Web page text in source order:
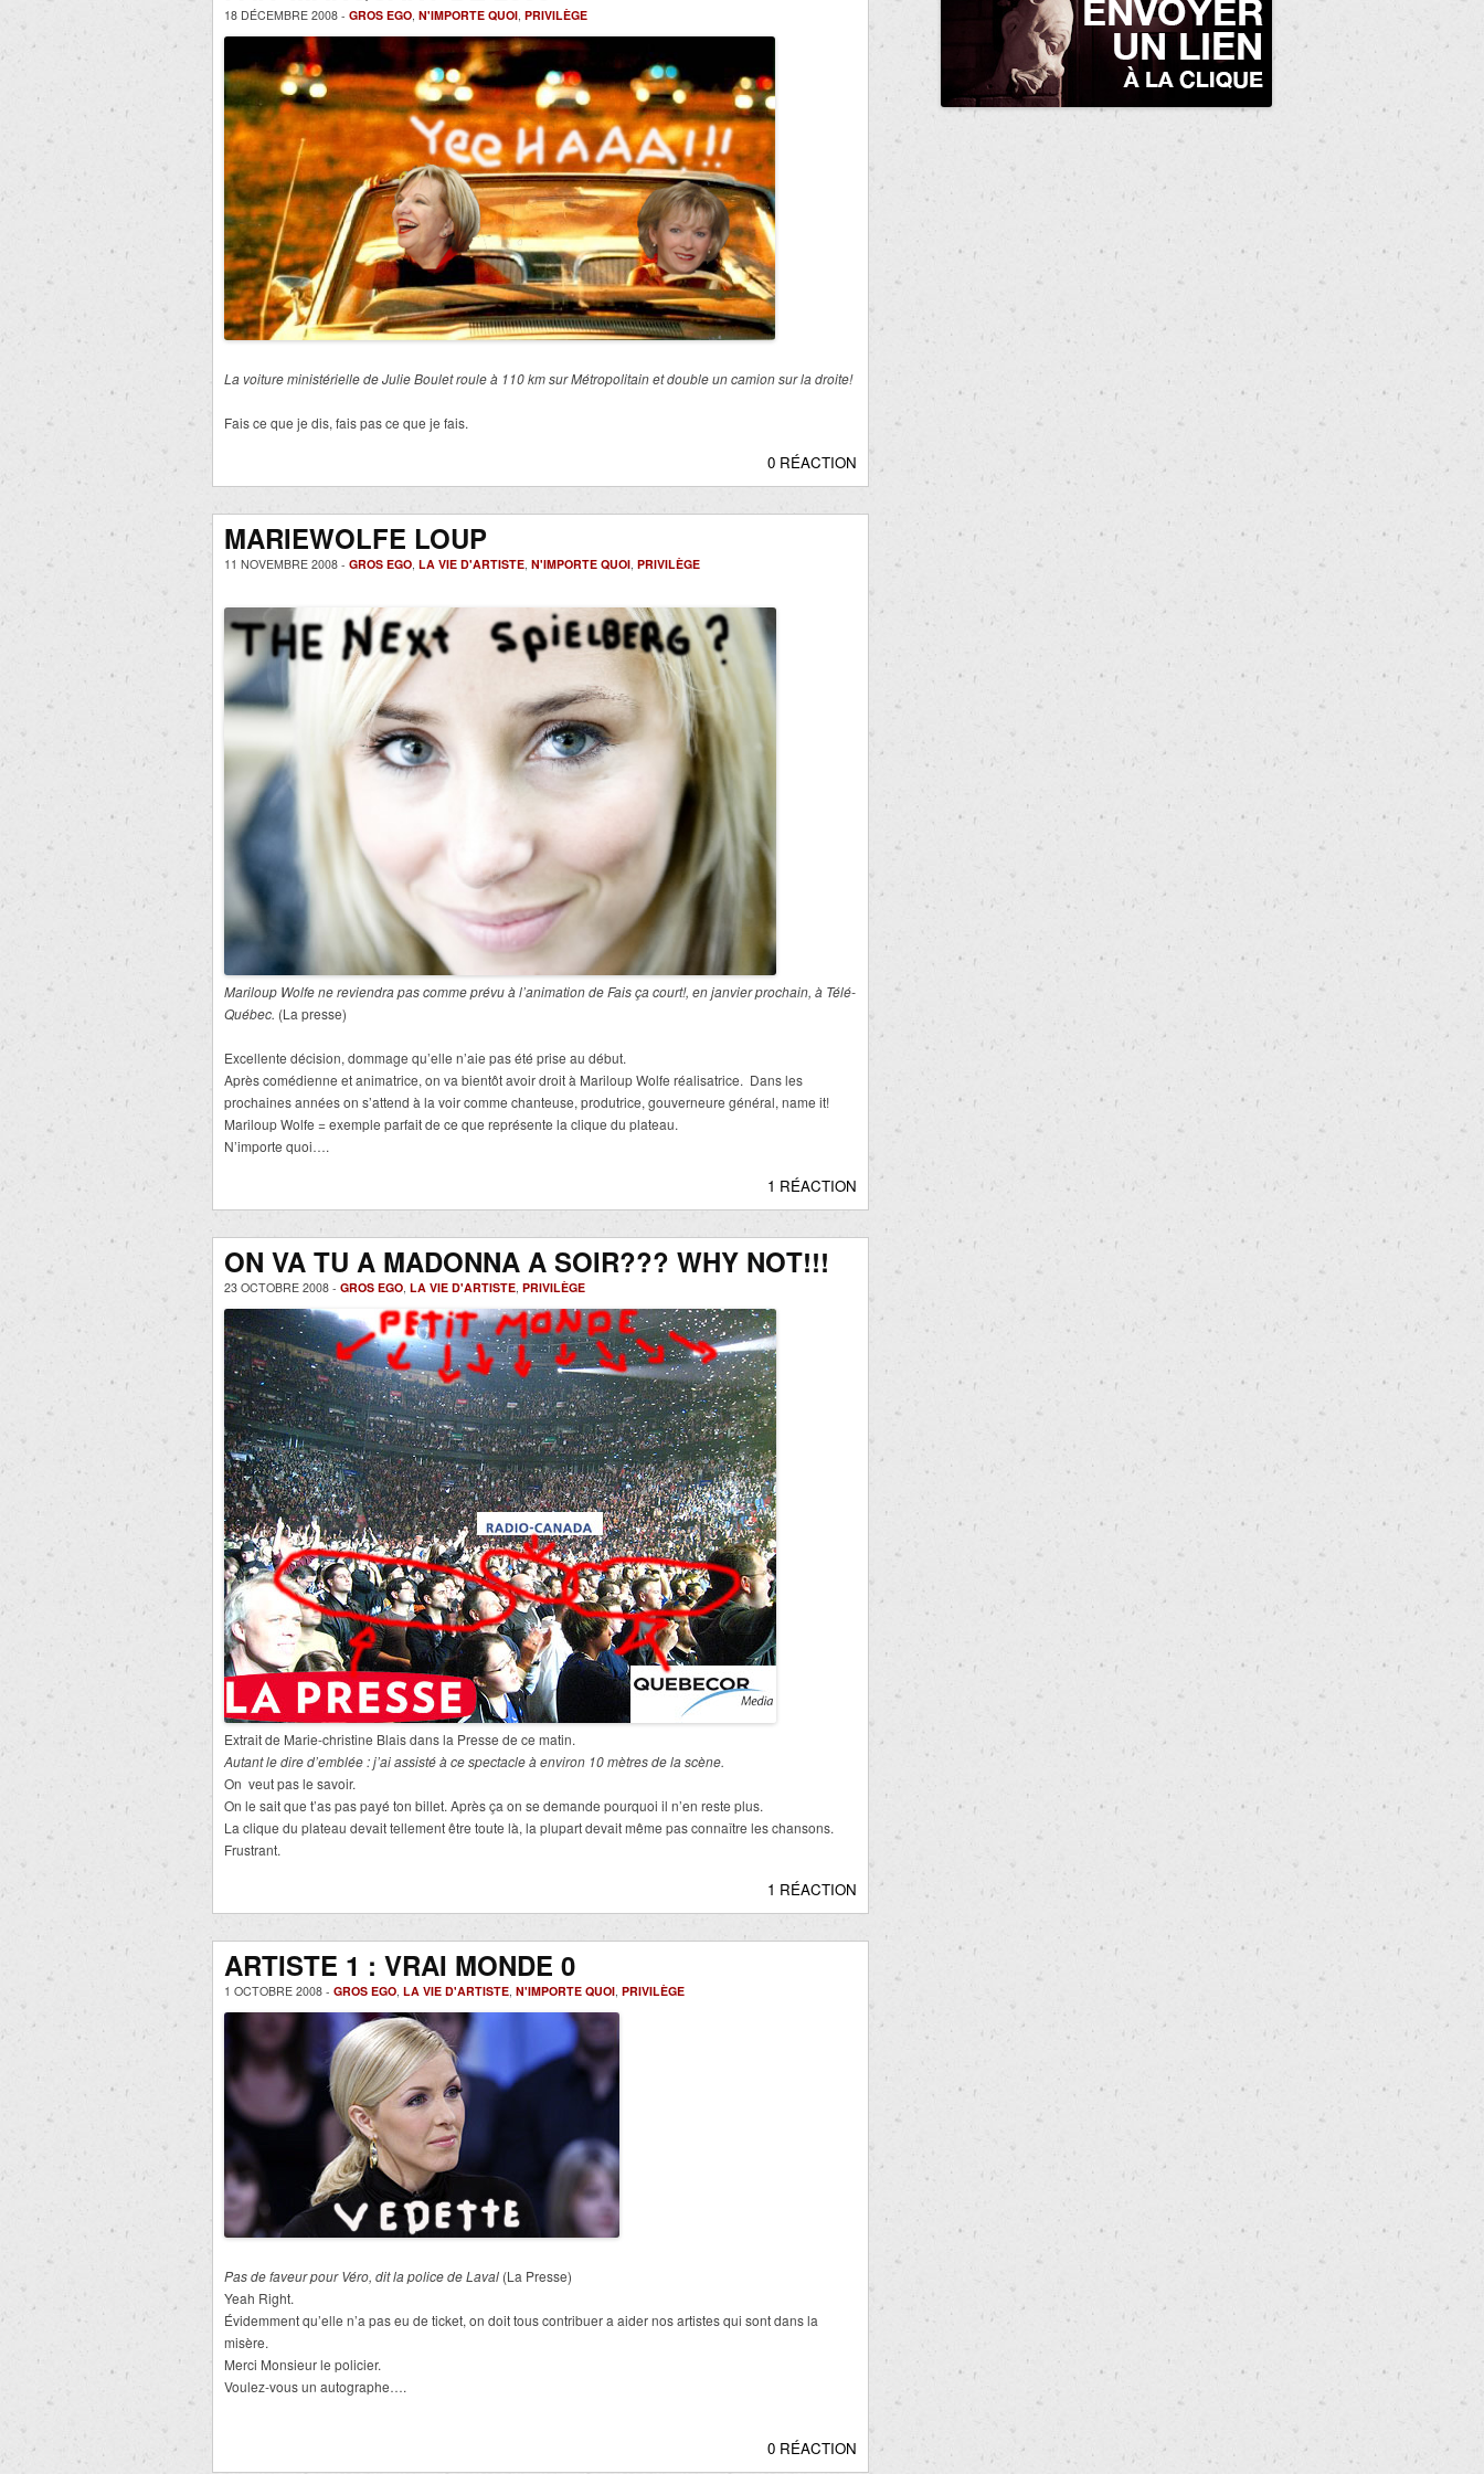
18 DÉCEMBRE 2008 - GROS EGO, N'IMPORTE QUOI, PRIVILÈGE
La voiture ministérielle de Julie Boulet roule à 110 km sur Métropolitain et double un camion sur la droite!
Fais ce que je dis, fais pas ce que je fais.
0 RÉACTION
MARIEWOLFE LOUP
11 NOVEMBRE 2008 - GROS EGO, LA VIE D'ARTISTE, N'IMPORTE QUOI, PRIVILÈGE
Mariloup Wolfe ne reviendra pas comme prévu à l’animation deFais ça court!, en janvier prochain, à Télé-
Québec. (La presse)
Excellente décision, dommage qu’elle n’aie pas été prise au début.
Après comédienne et animatrice, on va bientôt avoir droit à Mariloup Wolfe réalisatrice. Dans les
prochaines années on s’attend à la voir comme chanteuse, produtrice, gouverneure général, name it!
Mariloup Wolfe = exemple parfait de ce que représente la clique du plateau.
N’importe quoi….
1 RÉACTION
ON VA TU A MADONNA A SOIR??? WHY NOT!!!
23 OCTOBRE 2008 - GROS EGO, LA VIE D'ARTISTE, PRIVILÈGE
Extrait de Marie-christine Blais dans la Presse de ce matin.
Autant le dire d’emblée : j’ai assisté à ce spectacle à environ 10 mètres de la scène.
On veut pas le savoir.
On le sait que t’as pas payé ton billet. Après ça on se demande pourquoi il n’en reste plus.
La clique du plateau devait tellement être toute là, la plupart devait même pas connaître les chansons.
Frustrant.
1 RÉACTION
ARTISTE 1 : VRAI MONDE 0
1 OCTOBRE 2008 - GROS EGO, LA VIE D'ARTISTE, N'IMPORTE QUOI, PRIVILÈGE
Pas de faveur pour Véro, dit la police de Laval (La Presse)
Yeah Right.
Évidemment qu’elle n’a pas eu de ticket, on doit tous contribuer a aider nos artistes qui sont dans la
misère.
Merci Monsieur le policier.
Voulez-vous un autographe….
0 RÉACTION